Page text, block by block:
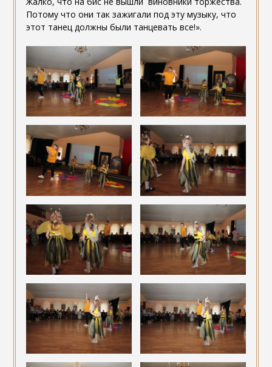
Потому что они так зажигали под эту музыку, что
этот танец должны были танцевать все!».